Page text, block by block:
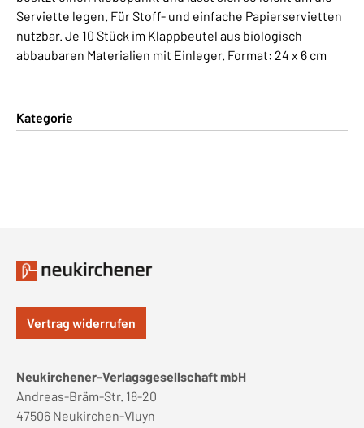
Serviette legen. Für Stoff- und einfache Papierservietten
nutzbar. Je 10 Stück im Klappbeutel aus biologisch
abbaubaren Materialien mit Einleger. Format: 24 x 6 cm
Kategorie
Vertrag widerrufen
Neukirchener-Verlagsgesellschaft mbH
Andreas-Bräm-Str. 18-20
47506 Neukirchen-Vluyn